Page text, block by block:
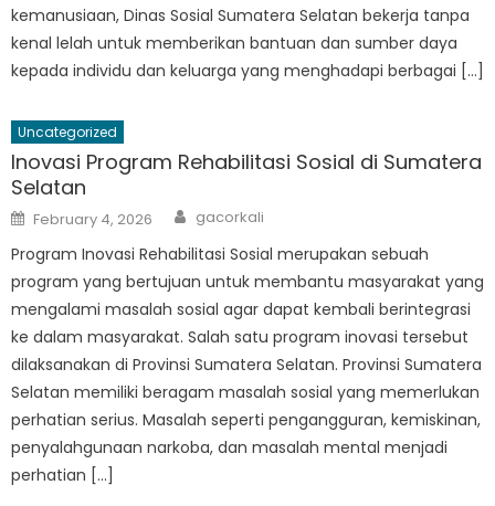
kemanusiaan, Dinas Sosial Sumatera Selatan bekerja tanpa
kenal lelah untuk memberikan bantuan dan sumber daya
kepada individu dan keluarga yang menghadapi berbagai […]
Uncategorized
Inovasi Program Rehabilitasi Sosial di Sumatera
Selatan
Posted
on
February 4, 2026 Author
gacorkali
Program Inovasi Rehabilitasi Sosial merupakan sebuah
program yang bertujuan untuk membantu masyarakat yang
mengalami masalah sosial agar dapat kembali berintegrasi
ke dalam masyarakat. Salah satu program inovasi tersebut
dilaksanakan di Provinsi Sumatera Selatan. Provinsi Sumatera
Selatan memiliki beragam masalah sosial yang memerlukan
perhatian serius. Masalah seperti pengangguran, kemiskinan,
penyalahgunaan narkoba, dan masalah mental menjadi
perhatian […]